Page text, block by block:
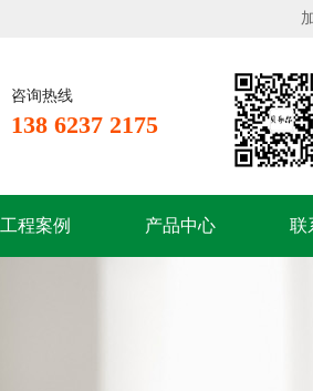
咨询热线
138 6237 2175
工程案例 产品中心 联